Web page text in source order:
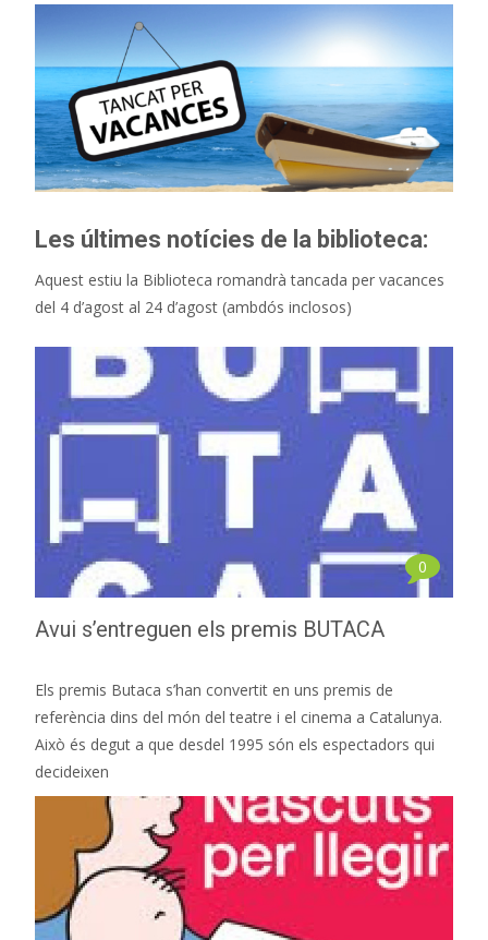
Les últimes notícies de la biblioteca:
Aquest estiu la Biblioteca romandrà tancada per vacances
del 4 d’agost al 24 d’agost (ambdós inclosos)
0
Avui s’entreguen els premis BUTACA
Els premis Butaca s’han convertit en uns premis de
referència dins del món del teatre i el cinema a Catalunya.
Això és degut a que desdel 1995 són els espectadors qui
decideixen